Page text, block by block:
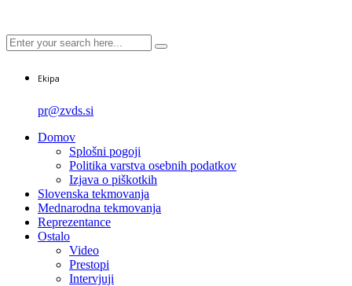
Ekipa
pr@zvds.si
Domov
Splošni pogoji
Politika varstva osebnih podatkov
Izjava o piškotkih
Slovenska tekmovanja
Mednarodna tekmovanja
Reprezentance
Ostalo
Video
Prestopi
Intervjuji